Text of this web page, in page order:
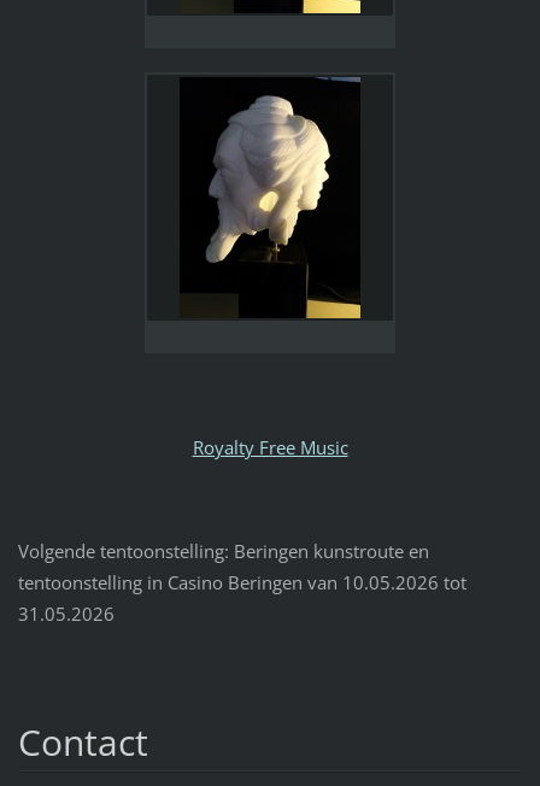
Royalty Free Music
Volgende tentoonstelling: Beringen kunstroute en
tentoonstelling in Casino Beringen van 10.05.2026 tot
31.05.2026
Contact